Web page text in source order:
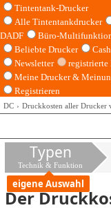
Tintentank-Drucker
Alle Tintentankdrucker
DADF
Büro-
Beliebte Drucker
Newsletter
registrierte
Meine Drucker &
Registrieren
DC Druckkosten aller Drucker
Typen
Technik & Funktion
eigene Auswahl
Der